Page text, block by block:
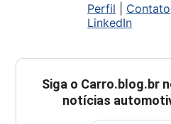
Perfil Contato
LinkedIn
Siga o Carro.blog.br
notícias